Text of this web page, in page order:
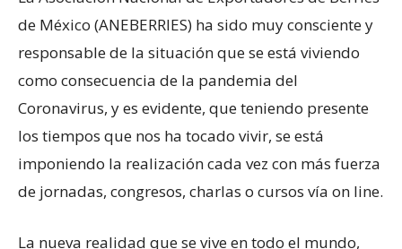
de México (ANEBERRIES) ha sido muy consciente y
responsable de la situación que se está viviendo
como consecuencia de la pandemia del
Coronavirus, y es evidente, que teniendo presente
los tiempos que nos ha tocado vivir, se está
imponiendo la realización cada vez con más fuerza
de jornadas, congresos, charlas o cursos vía on line.
La nueva realidad que se vive en todo el mundo,